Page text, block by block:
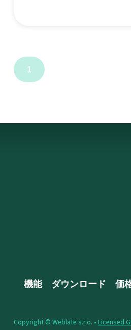
1
機能 ダウンロード 価
Copyright © Weblate s.r.o. • Licensed